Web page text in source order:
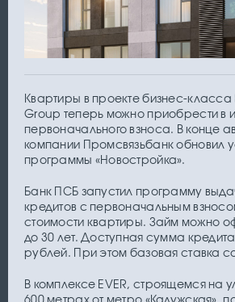
Квартиры в проекте бизнес-класса
Group теперь можно приобрести в
первоначального взноса. В конце
компании Промсвязьбанк обновил
программы «Новостройка».
Банк ПСБ запустил программу
кредитов с первоначальным
стоимости квартиры. Займ можно
до 30 лет. Доступная сумма
рублей. При этом базовая ставка
В комплексе EVER, строящемся на